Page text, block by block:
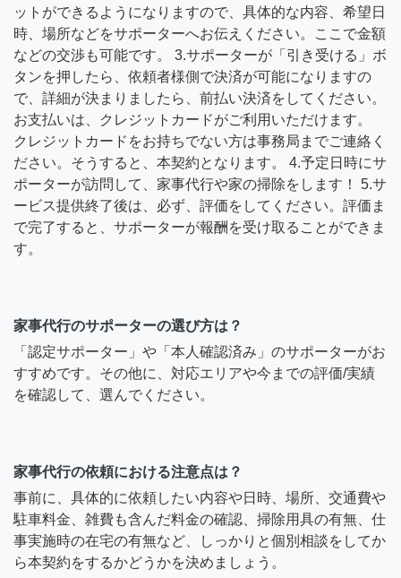
ットができるようになりますので、具体的な内容、希望日
時、場所などをサポーターへお伝えください。ここで金額
などの交渉も可能です。 3.サポーターが「引き受ける」ボ
タンを押したら、依頼者様側で決済が可能になりますの
で、詳細が決まりましたら、前払い決済をしてください。
お支払いは、クレジットカードがご利用いただけます。
クレジットカードをお持ちでない方は事務局までご連絡く
ださい。そうすると、本契約となります。 4.予定日時にサ
ポーターが訪問して、家事代行や家の掃除をします！ 5.サ
ービス提供終了後は、必ず、評価をしてください。評価ま
で完了すると、サポーターが報酬を受け取ることができま
す。
家事代行のサポーターの選び方は？
「認定サポーター」や「本人確認済み」のサポーターがお
すすめです。その他に、対応エリアや今までの評価/実績
を確認して、選んでください。
家事代行の依頼における注意点は？
事前に、具体的に依頼したい内容や日時、場所、交通費や
駐車料金、雑費も含んだ料金の確認、掃除用具の有無、仕
事実施時の在宅の有無など、しっかりと個別相談をしてか
ら本契約をするかどうかを決めましょう。